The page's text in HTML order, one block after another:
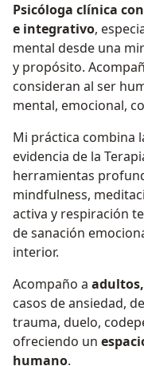
Psicóloga clínica
e integrativo,
mental desde una
y propósito.
consideran al ser
mental, emocional,
Mi práctica combina
evidencia de la
herramientas
mindfulness,
activa y respiración
de sanación
interior.
Acompaño a
casos de ansiedad,
trauma, duelo,
ofreciendo un
humano.